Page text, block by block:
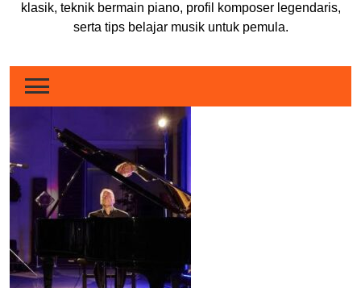
klasik, teknik bermain piano, profil komposer legendaris,
serta tips belajar musik untuk pemula.